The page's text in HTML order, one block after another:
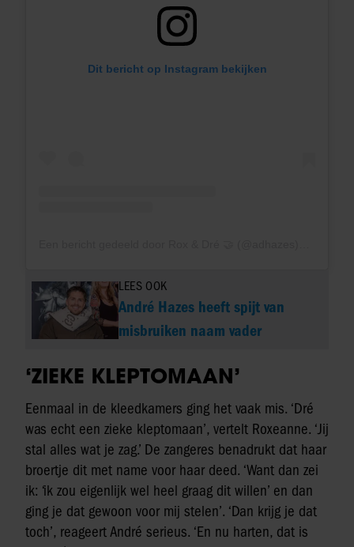
Dit bericht op Instagram bekijken
LEES OOK
André Hazes heeft spijt van
misbruiken naam vader
‘ZIEKE KLEPTOMAAN’
Eenmaal in de kleedkamers ging het vaak mis. ‘Dré
was echt een zieke kleptomaan’, vertelt Roxeanne. ‘Jij
stal alles wat je zag.’ De zangeres benadrukt dat haar
broertje dit met name voor haar deed. ‘Want dan zei
ik: ‘ik zou eigenlijk wel heel graag dit willen’ en dan
ging je dat gewoon voor mij stelen’. ‘Dan krijg je dat
toch’, reageert André serieus. ‘En nu harten, dat is